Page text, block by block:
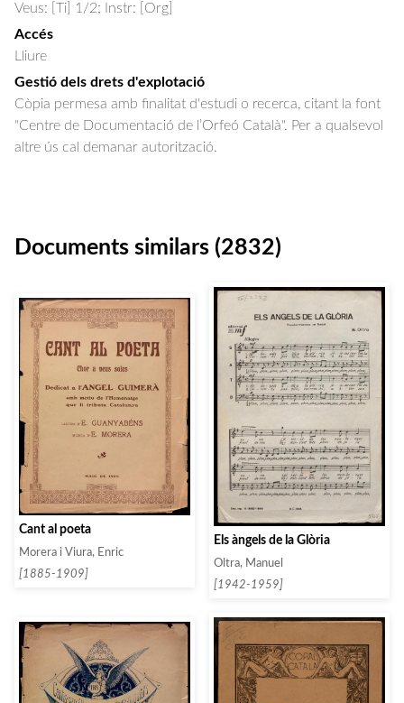
Veus: [Ti] 1/2; Instr: [Org]
Accés
Lliure
Gestió dels drets d'explotació
Còpia permesa amb finalitat d'estudi o recerca, citant la font
"Centre de Documentació de l’Orfeó Català". Per a qualsevol
altre ús cal demanar autorització.
Documents similars (2832)
Cant al poeta
Morera i Viura, Enric
[1885-1909]
Els àngels de la Glòria
Oltra, Manuel
[1942-1959]